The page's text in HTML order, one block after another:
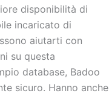
disponibilità di
incaricato di
aiutarti con
su questa
database, Badoo
sicuro. Hanno anche